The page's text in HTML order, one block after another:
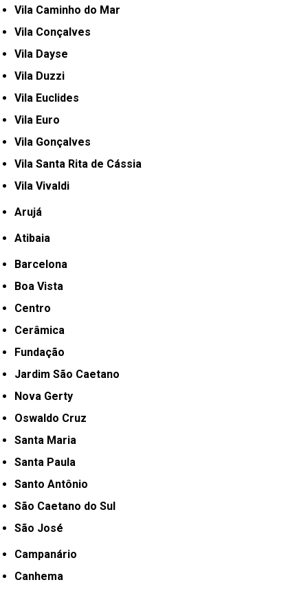
Vila Caminho do Mar
Vila Conçalves
Vila Dayse
Vila Duzzi
Vila Euclides
Vila Euro
Vila Gonçalves
Vila Santa Rita de Cássia
Vila Vivaldi
Arujá
Atibaia
Barcelona
Boa Vista
Centro
Cerâmica
Fundação
Jardim São Caetano
Nova Gerty
Oswaldo Cruz
Santa Maria
Santa Paula
Santo Antônio
São Caetano do Sul
São José
Campanário
Canhema